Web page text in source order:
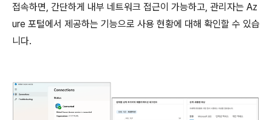
접속하면, 간단하게 내부 네트워크 접근이 가능하고, 관리자는 Az
ure 포털에서 제공하는 기능으로 사용 현황에 대해 확인할 수 있습
니다.